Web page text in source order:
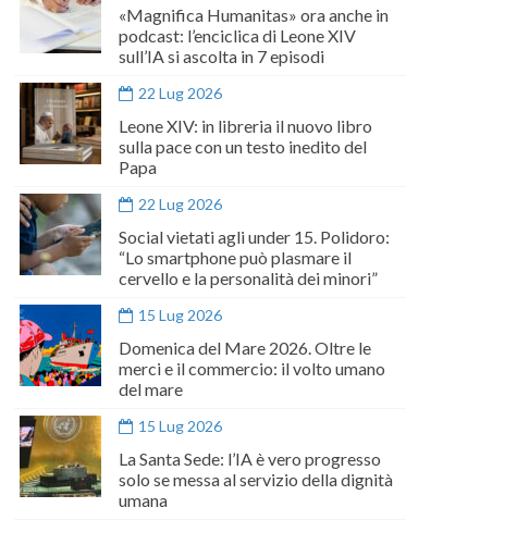
«Magnifica Humanitas» ora anche in
podcast: l’enciclica di Leone XIV
sull’IA si ascolta in 7 episodi
22 Lug 2026
Leone XIV: in libreria il nuovo libro
sulla pace con un testo inedito del
Papa
22 Lug 2026
Social vietati agli under 15. Polidoro:
“Lo smartphone può plasmare il
cervello e la personalità dei minori”
15 Lug 2026
Domenica del Mare 2026. Oltre le
merci e il commercio: il volto umano
del mare
15 Lug 2026
La Santa Sede: l’IA è vero progresso
solo se messa al servizio della dignità
umana